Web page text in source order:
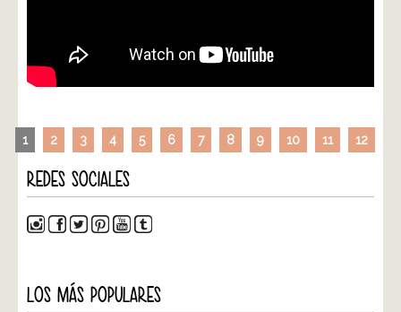
1 2 3 4 5 6 7 8 9 10 11 12
REDES SOCIALES
LOS MÁS POPULARES